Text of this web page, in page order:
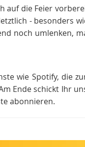
auf die Feier
- besonders
noch umlenken,
wie Spotify, die
Ende schickt Ihr
abonnieren.